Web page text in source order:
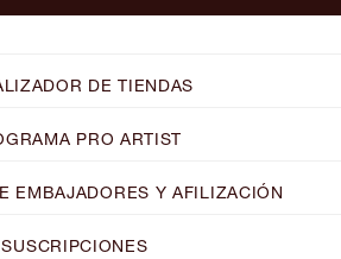
DE TIENDAS
PRO ARTIST
EMBAJADORES Y AFILIZACIÓN
SUSCRIPCIONES